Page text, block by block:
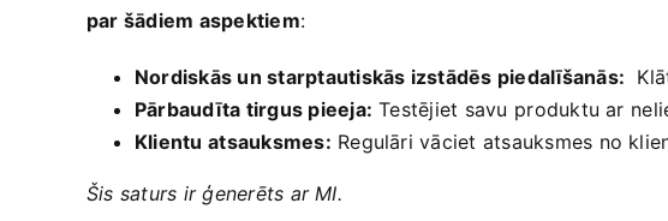
par šādiem aspektiem:
Nordiskās ​un starptautiskās izstādēs piedalīšanās:
Pārbaudīta tirgus pieeja: Testējiet savu ⁤produktu ar⁣
Klientu⁢ atsauksmes: Regulāri vāciet atsauksmes no
Šis saturs ir ‍ģenerēts ar MI.